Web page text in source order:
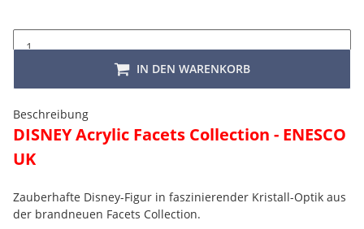
IN DEN WARENKORB
Beschreibung
DISNEY Acrylic Facets Collection - ENESCO
UK
Zauberhafte Disney-Figur in faszinierender Kristall-Optik aus
der brandneuen Facets Collection.